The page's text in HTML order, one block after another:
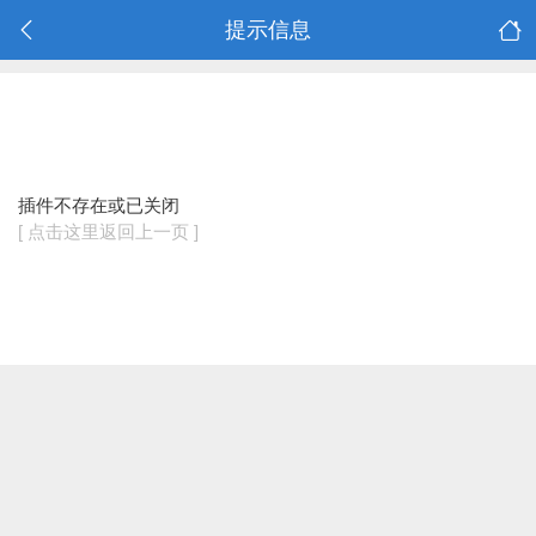
提示信息
插件不存在或已关闭
[ 点击这里返回上一页 ]